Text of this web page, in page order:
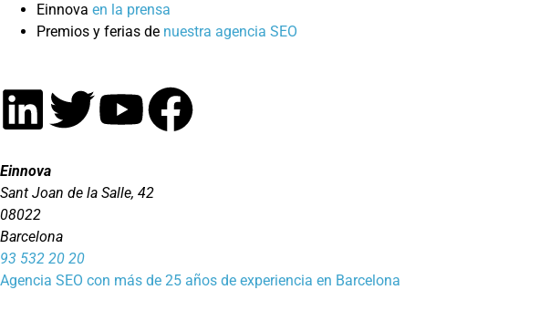
Einnova en la prensa
Premios y ferias de nuestra agencia SEO
Einnova
Sant Joan de la Salle, 42
08022
Barcelona
93 532 20 20
Agencia SEO con más de 25 años de experiencia en Barcelona